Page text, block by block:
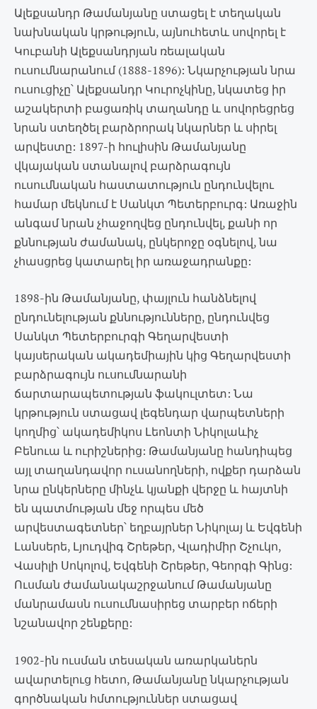
Ալեքսանդր Թամանյանը ստացել է տեղական
նախնական կրթություն, այնուհետև սովորել է
Կուբանի Ալեքսանդրյան ռեալական
ուսումնարանում (1888-1896): Նկարչության նրա
ուսուցիչը՝ Ալեքսանդր Կուրոչկինը, նկատեց իր
աշակերտի բացառիկ տաղանդը և սովորեցրեց
նրան ստեղծել բարձրորակ նկարներ և սիրել
արվեստը: 1897-ի հուլիսին Թամանյանը
վկայական ստանալով բարձրագույն
ուսումնական հաստատություն ընդունվելու
համար մեկնում է Սանկտ Պետերբուրգ: Առաջին
անգամ նրան չհաջողվեց ընդունվել, քանի որ
քննության ժամանակ, ընկերոջը օգնելով, նա
չհասցրեց կատարել իր առաջադրանքը:
1898-ին Թամանյանը, փայլուն հանձնելով
ընդունելության քննությունները, ընդունվեց
Սանկտ Պետերբուրգի Գեղարվեստի
կայսերական ակադեմիային կից Գեղարվեստի
բարձրագույն ուսումնարանի
ճարտարապետության ֆակուլտետ: Նա
կրթություն ստացավ լեգենդար վարպետների
կողմից՝ ակադեմիկոս Լեոնտի Նիկոլաևիչ
Բենուա և ուրիշներից: Թամանյանը հանդիպեց
այլ տաղանդավոր ուսանողների, ովքեր դարձան
նրա ընկերները մինչև կյանքի վերջը և հայտնի
են պատմության մեջ որպես մեծ
արվեստագետներ՝ եղբայրներ Նիկոլայ և Եվգենի
Լանսերե, Լյուդվիգ Շրեթեր, Վլադիմիր Շչուկո,
Վասիլի Սոկոլով, Եվգենի Շրեթեր, Գեորգի Գինց:
Ուսման ժամանակաշրջանում Թամանյանը
մանրամասն ուսումնասիրեց տարբեր ոճերի
նշանավոր շենքերը:
1902-ին ուսման տեսական առարկաներն
ավարտելուց հետո, Թամանյանը նկարչության
գործնական հմտություններ ստացավ